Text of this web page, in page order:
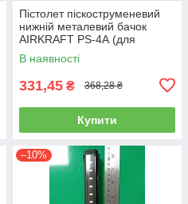
Пістолет піскоструменевий
нижній металевий бачок
AIRKRAFT PS-4А (для
розпилення, нагнітання,
пневмопістолет)
В наявності
331,45 ₴ 368,28 ₴
Купити
–10%